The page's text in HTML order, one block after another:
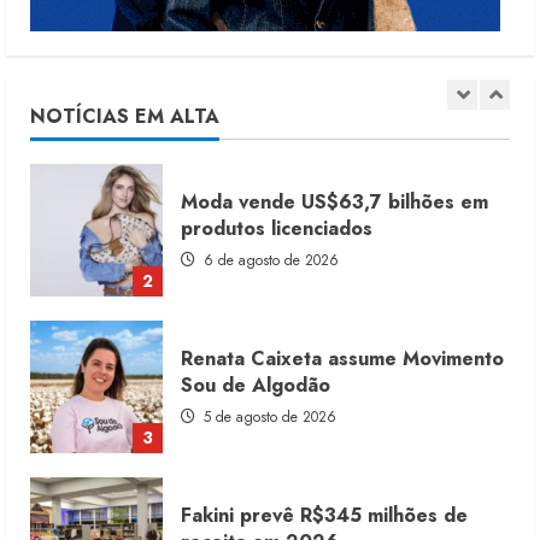
NOTÍCIAS EM ALTA
2
6 de agosto de 2026
3
Renata Caixeta assume Movimento
Sou de Algodão
5 de agosto de 2026
4
Fakini prevê R$345 milhões de
receita em 2026
4 de agosto de 2026
Projeto testa passaporte digital na